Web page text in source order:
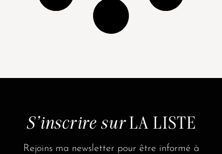
S'inscrire surLA LISTE
Rejoins ma newsletter pour être informé à